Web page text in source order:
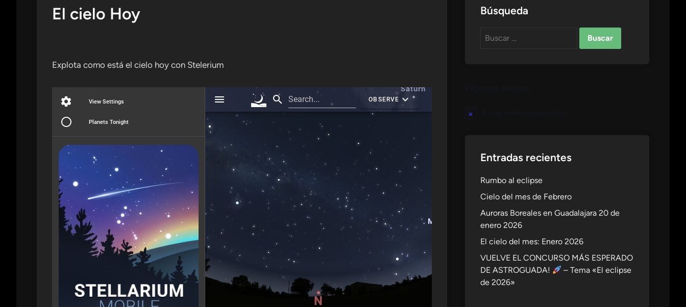
El cielo Hoy
Explota como está el cielo hoy con Stelerium
Búsqueda
Buscar:
Aviso
Entradas recientes
Rumbo al eclipse
Cielo del mes de Febrero
Auroras Boreales en Guadalajara 20 de
enero 2026
El cielo del mes: Enero 2026
VUELVE EL CONCURSO MÁS ESPERADO
DE ASTROGUADA!
– Tema «El eclipse
de 2026»